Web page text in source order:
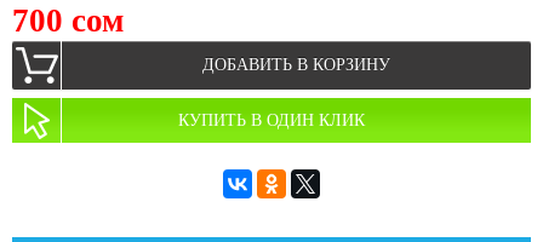
700 сом
ДОБАВИТЬ В КОРЗИНУ
КУПИТЬ В ОДИН КЛИК